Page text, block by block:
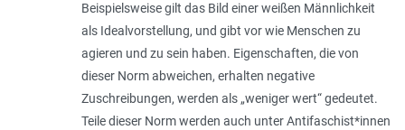
Beispielsweise gilt das Bild einer weißen Männlichkeit
als Idealvorstellung, und gibt vor wie Menschen zu
agieren und zu sein haben. Eigenschaften, die von
dieser Norm abweichen, erhalten negative
Zuschreibungen, werden als „weniger wert“ gedeutet.
Teile dieser Norm werden auch unter Antifaschist*innen